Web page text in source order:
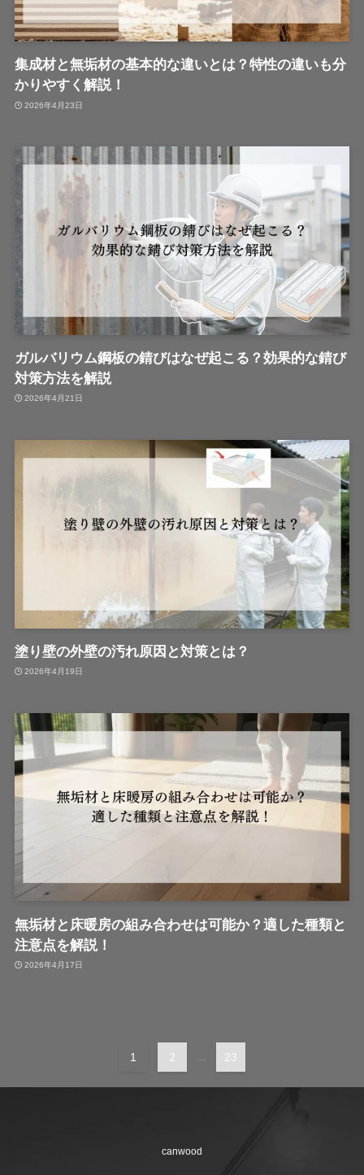
集成材と無垢材の基本的な違いとは？特性の違いも分
かりやすく解説！
2026年4月23日
ガルバリウム鋼板の錆びはなぜ起こる？効果的な錆び
対策方法を解説
2026年4月21日
塗り壁の外壁の汚れ原因と対策とは？
2026年4月19日
無垢材と床暖房の組み合わせは可能か？適した種類と
注意点を解説！
2026年4月17日
1 2 ... 23
canwood